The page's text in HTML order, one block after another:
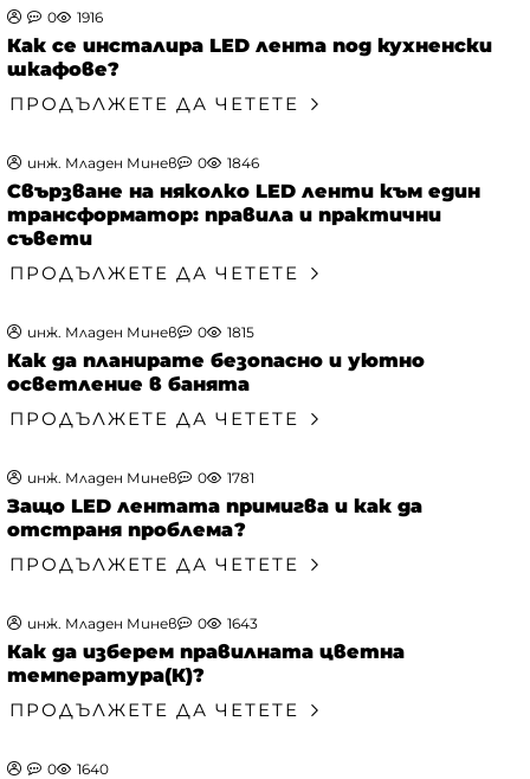
0 1916
Как се инсталира LED лента под кухненски
шкафове?
ПРОДЪЛЖЕТЕ ДА ЧЕТЕТЕ
инж. Младен Минев 0 1846
Свързване на няколко LED ленти към един
трансформатор: правила и практични
съвети
ПРОДЪЛЖЕТЕ ДА ЧЕТЕТЕ
инж. Младен Минев 0 1815
Как да планирате безопасно и уютно
осветление в банята
ПРОДЪЛЖЕТЕ ДА ЧЕТЕТЕ
инж. Младен Минев 0 1781
Защо LED лентата примигва и как да
отстраня проблема?
ПРОДЪЛЖЕТЕ ДА ЧЕТЕТЕ
инж. Младен Минев 0 1643
Как да изберем правилната цветна
температура(К)?
ПРОДЪЛЖЕТЕ ДА ЧЕТЕТЕ
0 1640